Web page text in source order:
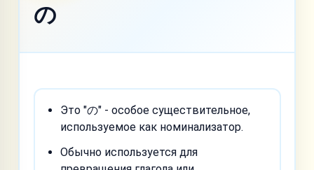
の
Это "の" - особое существительное,
используемое как номинализатор.
Обычно используется для